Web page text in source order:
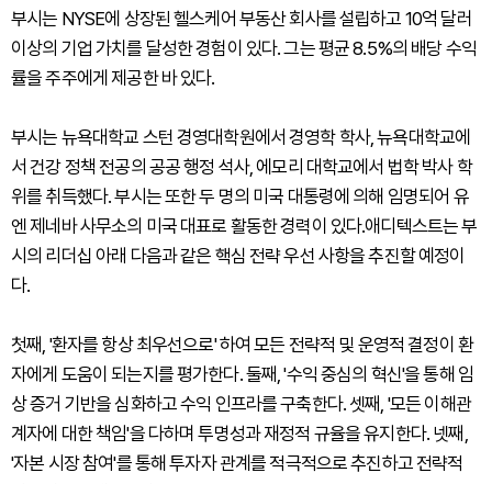
부시는 NYSE에 상장된 헬스케어 부동산 회사를 설립하고 10억 달러
이상의 기업 가치를 달성한 경험이 있다. 그는 평균 8.5%의 배당 수익
률을 주주에게 제공한 바 있다.
부시는 뉴욕대학교 스턴 경영대학원에서 경영학 학사, 뉴욕대학교에
서 건강 정책 전공의 공공 행정 석사, 에모리 대학교에서 법학 박사 학
위를 취득했다. 부시는 또한 두 명의 미국 대통령에 의해 임명되어 유
엔 제네바 사무소의 미국 대표로 활동한 경력이 있다.애디텍스트는 부
시의 리더십 아래 다음과 같은 핵심 전략 우선 사항을 추진할 예정이
다.
첫째, '환자를 항상 최우선으로' 하여 모든 전략적 및 운영적 결정이 환
자에게 도움이 되는지를 평가한다. 둘째, '수익 중심의 혁신'을 통해 임
상 증거 기반을 심화하고 수익 인프라를 구축한다. 셋째, '모든 이해관
계자에 대한 책임'을 다하며 투명성과 재정적 규율을 유지한다. 넷째,
'자본 시장 참여'를 통해 투자자 관계를 적극적으로 추진하고 전략적